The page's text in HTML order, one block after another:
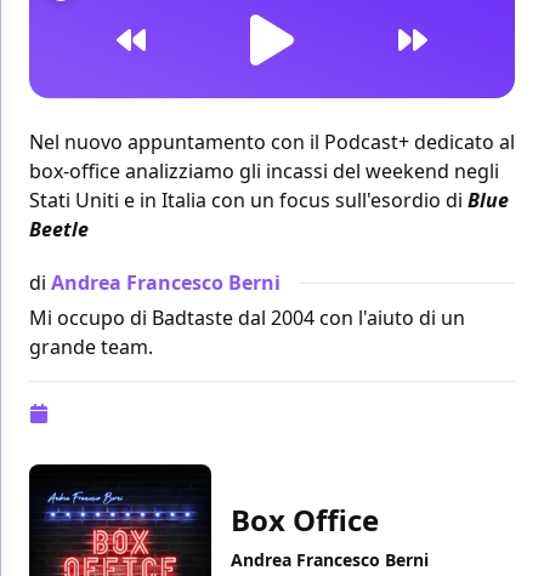
Nel nuovo appuntamento con il Podcast+ dedicato al
box-office analizziamo gli incassi del weekend negli
Stati Uniti e in Italia con un focus sull'esordio di Blue
Beetle
di Andrea Francesco Berni
Mi occupo di Badtaste dal 2004 con l'aiuto di un
grande team.
Box Office
Andrea Francesco Berni